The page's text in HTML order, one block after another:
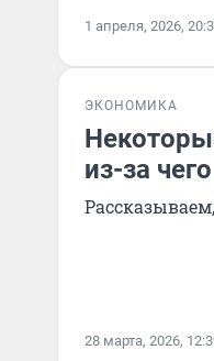
1 апреля, 2026,
ЭКОНОМИКА
из-за
28 марта, 2026,